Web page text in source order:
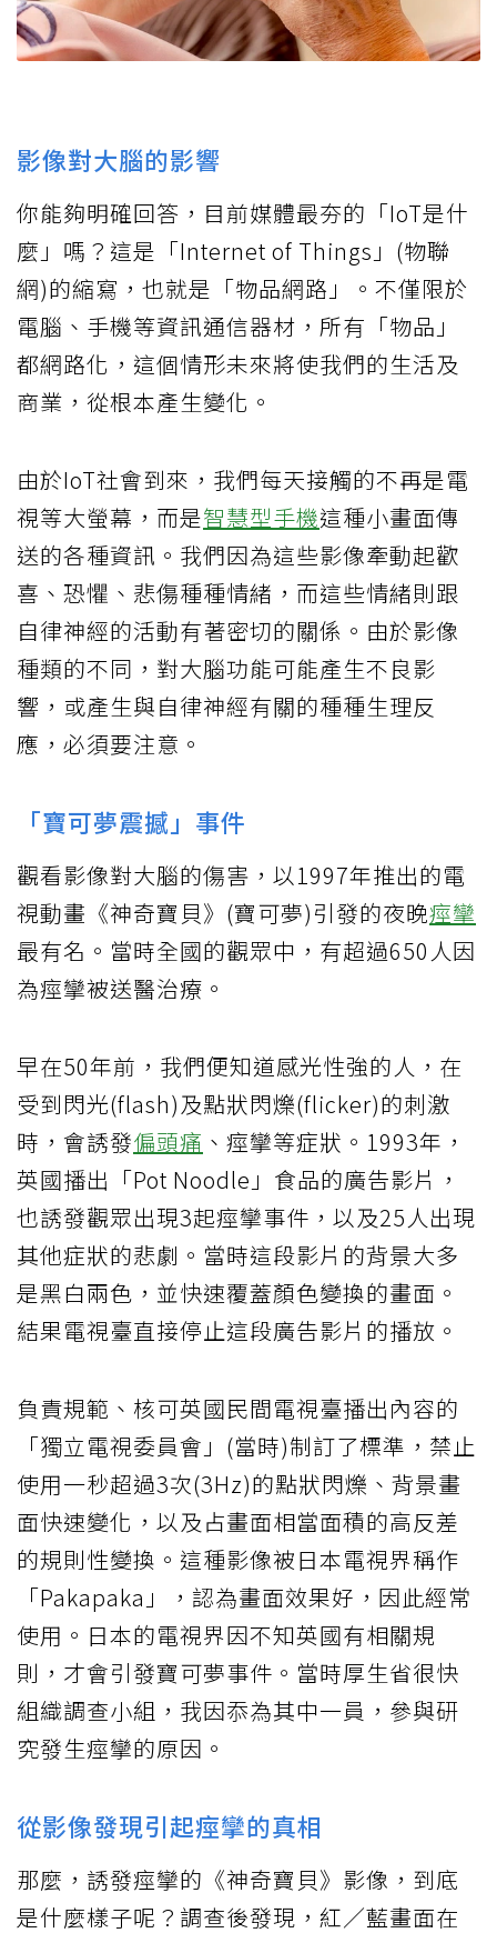
影像對大腦的影響
你能夠明確回答，目前媒體最夯的「IoT是什
麼」嗎？這是「Internet of Things」(物聯
網)的縮寫，也就是「物品網路」。不僅限於
電腦、手機等資訊通信器材，所有「物品」
都網路化，這個情形未來將使我們的生活及
商業，從根本產生變化。
由於IoT社會到來，我們每天接觸的不再是電
視等大螢幕，而是智慧型手機這種小畫面傳
送的各種資訊。我們因為這些影像牽動起歡
喜、恐懼、悲傷種種情緒，而這些情緒則跟
自律神經的活動有著密切的關係。由於影像
種類的不同，對大腦功能可能產生不良影
響，或產生與自律神經有關的種種生理反
應，必須要注意。
「寶可夢震撼」事件
觀看影像對大腦的傷害，以1997年推出的電
視動畫《神奇寶貝》(寶可夢)引發的夜晚痙攣
最有名。當時全國的觀眾中，有超過650人因
為痙攣被送醫治療。
早在50年前，我們便知道感光性強的人，在
受到閃光(flash)及點狀閃爍(flicker)的刺激
時，會誘發偏頭痛 、痙攣等症狀。1993年，
英國播出「Pot Noodle」食品的廣告影片，
也誘發觀眾出現3起痙攣事件，以及25人出現
其他症狀的悲劇。當時這段影片的背景大多
是黑白兩色，並快速覆蓋顏色變換的畫面。
結果電視臺直接停止這段廣告影片的播放。
負責規範、核可英國民間電視臺播出內容的
「獨立電視委員會」(當時)制訂了標準，禁止
使用一秒超過3次(3Hz)的點狀閃爍、背景畫
面快速變化，以及占畫面相當面積的高反差
的規則性變換。這種影像被日本電視界稱作
「Pakapaka」，認為畫面效果好，因此經常
使用。日本的電視界因不知英國有相關規
則，才會引發寶可夢事件。當時厚生省很快
組織調查小組，我因忝為其中一員，參與研
究發生痙攣的原因。
從影像發現引起痙攣的真相
那麼，誘發痙攣的《神奇寶貝》影像，到底
是什麼樣子呢？調查後發現，紅／藍畫面在